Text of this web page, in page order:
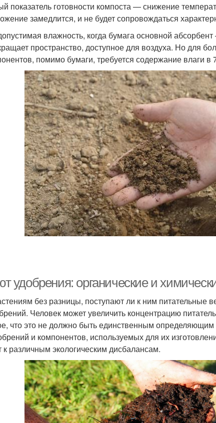
показатель готовности компоста — снижение
замедлится, и не будет сопровождаться
влажность, когда бумага основной
пространство, доступное для воздуха. Но для
помимо бумаги, требуется содержание влаги в
удобрения: органические и
без разницы, поступают ли к ним питательные
Человек может увеличить концентрацию
что это не должно быть единственным
и компонентов, используемых для их
различным экологическим дисбалансам.